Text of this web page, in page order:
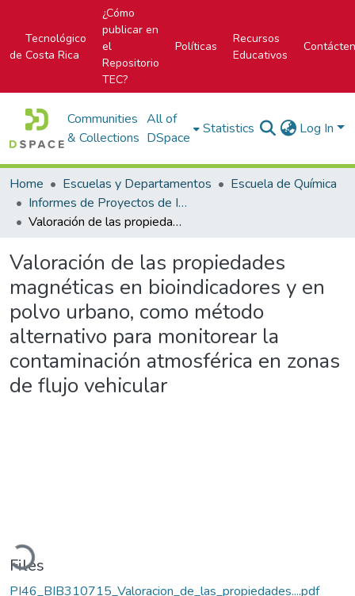
Tecnológico
de Costa Rica
¿Cómo
publicar en
el
Repositorio
TEC?
Políticas
Recursos
Educativos
Communities
& Collections
All of
DSpace
Statistics Log In
Home Escuelas y Departamentos
Escuela de Química
Informes de Proyectos de Investigación
Valoración de las propiedades magnéticas en bioindicadores y en polvo urbano, como método alternativo para monitorear la contaminación atmosférica en zonas de flujo vehicular
Valoración de las propiedades
magnéticas en bioindicadores y en
polvo urbano, como método
alternativo para monitorear la
contaminación atmosférica en zonas
de flujo vehicular
Loading...
Files
PI46_BIB310715_Valoracion_de_las_propiedades....pdf